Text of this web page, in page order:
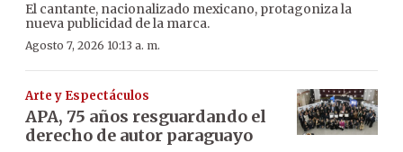
El cantante, nacionalizado mexicano, protagoniza la
nueva publicidad de la marca.
Agosto 7, 2026 10:13 a. m.
Arte y Espectáculos
APA, 75 años resguardando el
derecho de autor paraguayo